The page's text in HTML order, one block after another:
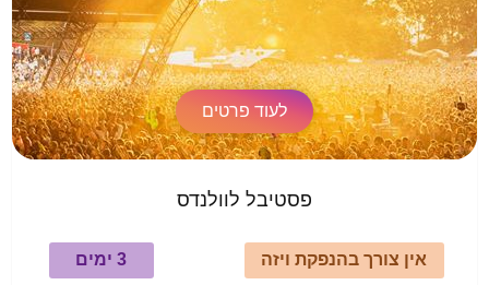
לעוד פרטים
פסטיבל לוולנדס
אין צורך בהנפקת ויזה 3 ימים